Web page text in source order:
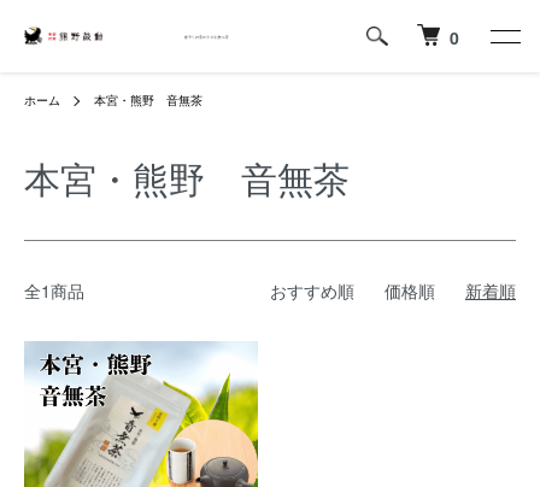
0
ホーム 本宮・熊野 音無茶
本宮・熊野 音無茶
全1商品 おすすめ順 価格順 新着順